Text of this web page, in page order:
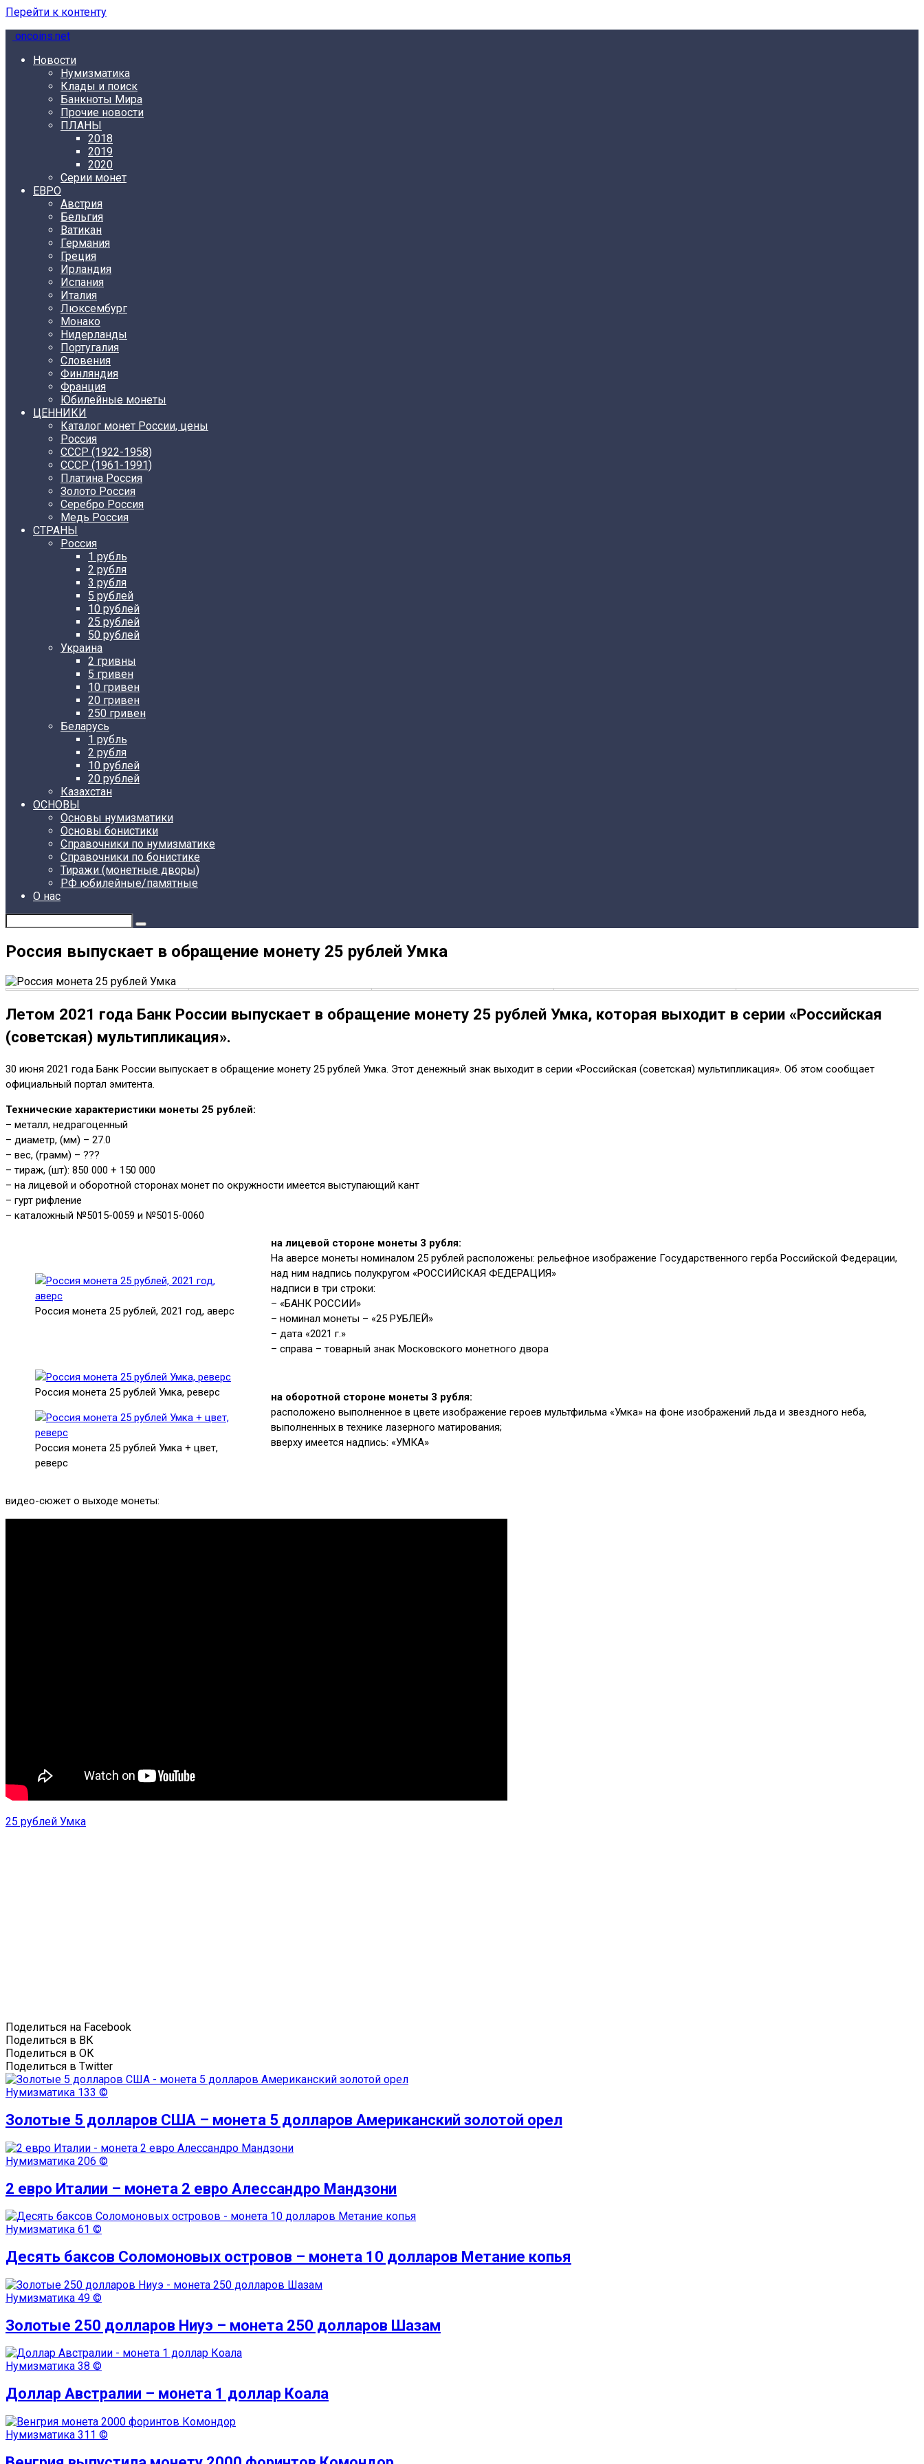
Перейти к контенту
oncoins.net
Новости
Нумизматика
Клады и поиск
Банкноты Мира
Прочие новости
ПЛАНЫ
2018
2019
2020
Серии монет
ЕВРО
Австрия
Бельгия
Ватикан
Германия
Греция
Ирландия
Испания
Италия
Люксембург
Монако
Нидерланды
Португалия
Словения
Финляндия
Франция
Юбилейные монеты
ЦЕННИКИ
Каталог монет России, цены
Россия
СССР (1922-1958)
CCCР (1961-1991)
Платина Россия
Золото Россия
Серебро Россия
Медь Россия
СТРАНЫ
Россия
1 рубль
2 рубля
3 рубля
5 рублей
10 рублей
25 рублей
50 рублей
Украина
2 гривны
5 гривен
10 гривен
20 гривен
250 гривен
Беларусь
1 рубль
2 рубля
10 рублей
20 рублей
Казахстан
ОСНОВЫ
Основы нумизматики
Основы бонистики
Справочники по нумизматике
Справочники по бонистике
Тиражи (монетные дворы)
РФ юбилейные/памятные
О нас
Россия выпускает в обращение монету 25 рублей Умка
Летом 2021 года Банк России выпускает в обращение монету 25 рублей Умка, которая выходит в серии «Российская
(советская) мультипликация».
30 июня 2021 года Банк России выпускает в обращение монету 25 рублей Умка. Этот денежный знак выходит в серии «Российская (советская) мультипликация». Об этом сообщает
официальный портал эмитента.
Технические характеристики монеты 25 рублей:
– металл, недрагоценный
– диаметр, (мм) – 27.0
– вес, (грамм) – ???
– тираж, (шт): 850 000 + 150 000
– на лицевой и оборотной сторонах монет по окружности имеется выступающий кант
– гурт рифление
– каталожный №5015-0059 и №5015-0060
Россия монета 25 рублей, 2021 год, аверс
на лицевой стороне монеты 3 рубля:
На аверсе монеты номиналом 25 рублей расположены: рельефное изображение Государственного герба Российской Федерации,
над ним надпись полукругом «РОССИЙСКАЯ ФЕДЕРАЦИЯ»
надписи в три строки:
– «БАНК РОССИИ»
– номинал монеты – «25 РУБЛЕЙ»
– дата «2021 г.»
– справа – товарный знак Московского монетного двора
Россия монета 25 рублей Умка, реверс
Россия монета 25 рублей Умка + цвет,
реверс
на оборотной стороне монеты 3 рубля:
расположено выполненное в цвете изображение героев мультфильма «Умка» на фоне изображений льда и звездного неба,
выполненных в технике лазерного матирования;
вверху имеется надпись: «УМКА»
видео-сюжет о выходе монеты:
25 рублей Умка
Поделиться на Facebook
Поделиться в ВК
Поделиться в ОК
Поделиться в Twitter
Нумизматика 133 ©
Золотые 5 долларов США – монета 5 долларов Американский золотой орел
Нумизматика 206 ©
2 евро Италии – монета 2 евро Алессандро Мандзони
Нумизматика 61 ©
Десять баксов Соломоновых островов – монета 10 долларов Метание копья
Нумизматика 49 ©
Золотые 250 долларов Ниуэ – монета 250 долларов Шазам
Нумизматика 38 ©
Доллар Австралии – монета 1 доллар Коала
Нумизматика 311 ©